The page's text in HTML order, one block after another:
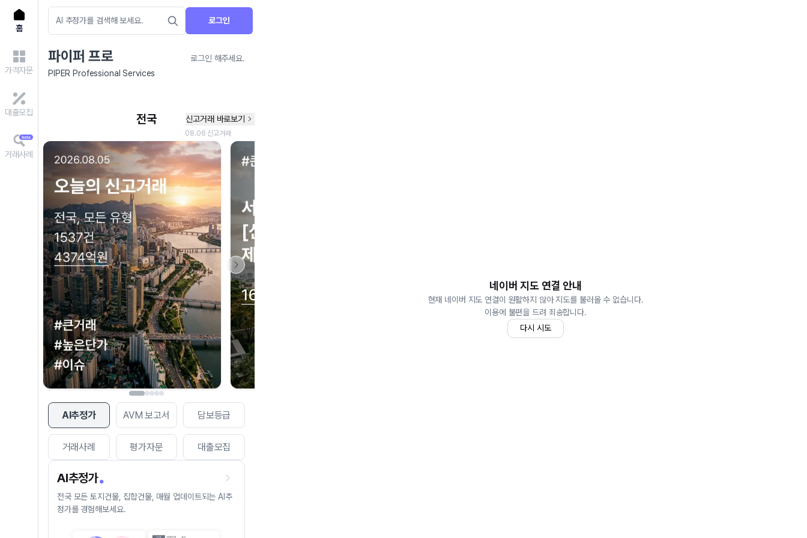
홈
가격자문
대출모집
거래사례
로그인
파이퍼 프로
로그인 해주세요.
PIPER Professional Services
AI추정가 AVM 보고서 담보등급
거래사례 평가자문 대출모집
AI추정가
전국 모든 토지건물, 집합건물, 매월 업데이트되는 AI추
정가를 경험해보세요.
네이버 지도 연결 안내
현재 네이버 지도 연결이 원활하지 않아 지도를 불러올 수 없습니다.
이용에 불편을 드려 죄송합니다.
다시 시도